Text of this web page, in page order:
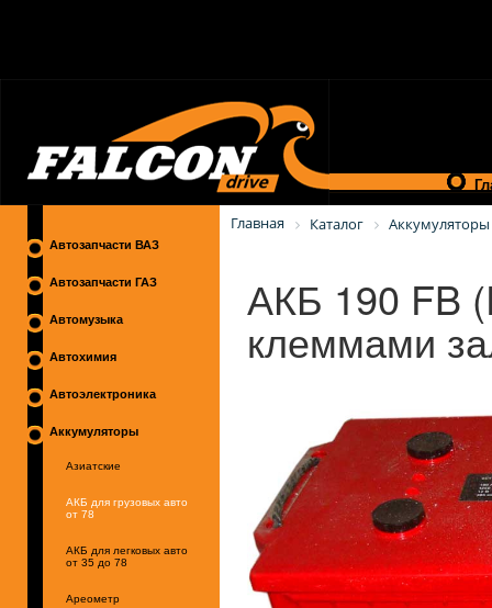
Автозапчасти ВАЗ
Автозапчасти ГАЗ
Автомузыка
Автохимия
Автоэлектроника
Аккумуляторы
Азиатские
АКБ для грузовых авто
от 78
АКБ для легковых авто
от 35 до 78
Ареометр
Главная Каталог Аккумуляторы
АКБ 190 FB
клеммами